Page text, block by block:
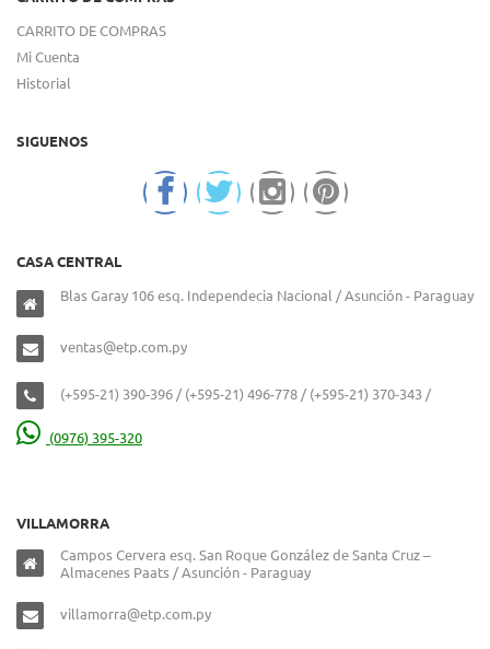
CARRITO DE COMPRAS
Mi Cuenta
Historial
SIGUENOS
CASA CENTRAL
Blas Garay 106 esq. Independecia Nacional / Asunción - Paraguay
ventas@etp.com.py
(+595-21) 390-396 / (+595-21) 496-778 / (+595-21) 370-343 /
(0976) 395-320
VILLAMORRA
Campos Cervera esq. San Roque González de Santa Cruz –
Almacenes Paats / Asunción - Paraguay
villamorra@etp.com.py